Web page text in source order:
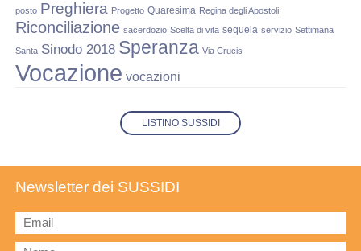
posto Preghiera Progetto Quaresima Regina degli Apostoli
Riconciliazione sacerdozio Scelta di vita sequela servizio Settimana
Santa Sinodo 2018 Speranza Via Crucis
Vocazione vocazioni
LISTINO SUSSIDI
Newsletter dei SUSSIDI